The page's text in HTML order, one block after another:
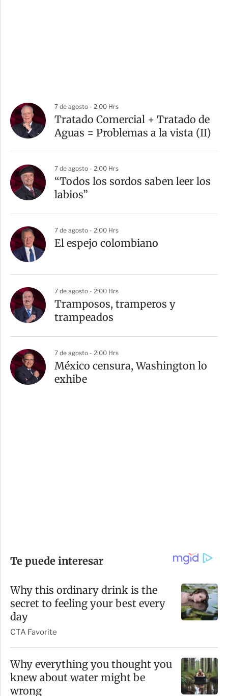
7 de agosto - 2:00 Hrs
Tratado Comercial + Tratado de
Aguas = Problemas a la vista (II)
7 de agosto - 2:00 Hrs
“Todos los sordos saben leer los
labios”
7 de agosto - 2:00 Hrs
El espejo colombiano
7 de agosto - 2:00 Hrs
Tramposos, tramperos y
trampeados
7 de agosto - 2:00 Hrs
México censura, Washington lo
exhibe